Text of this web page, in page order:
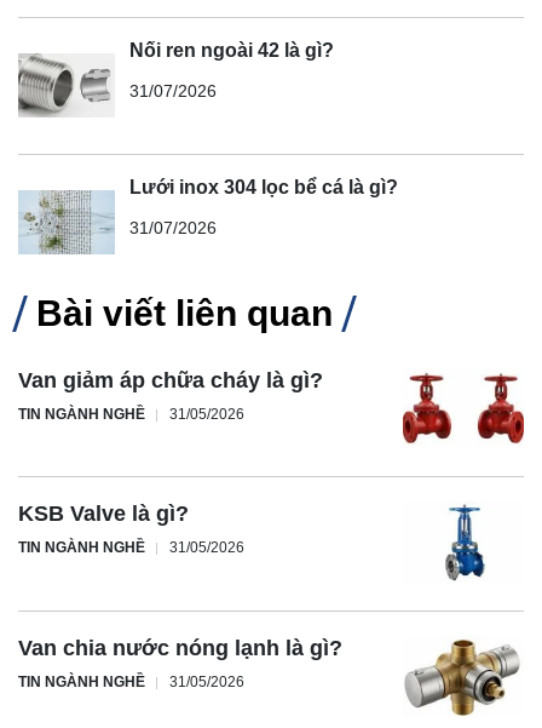
Nối ren ngoài 42 là gì?
31/07/2026
Lưới inox 304 lọc bể cá là gì?
31/07/2026
Bài viết liên quan
Van giảm áp chữa cháy là gì?
TIN NGÀNH NGHỀ 31/05/2026
KSB Valve là gì?
TIN NGÀNH NGHỀ 31/05/2026
Van chia nước nóng lạnh là gì?
TIN NGÀNH NGHỀ 31/05/2026